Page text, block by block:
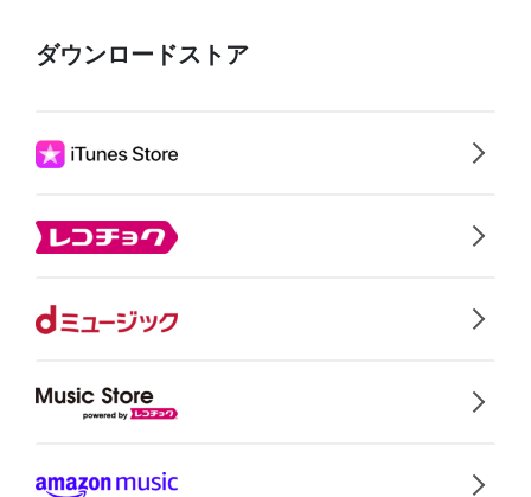
ダウンロードストア